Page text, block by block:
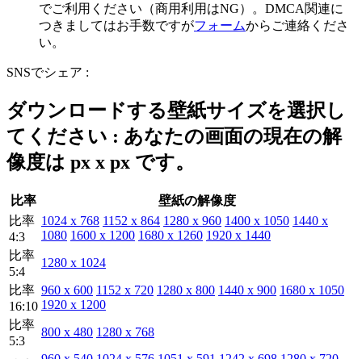
でご利用ください（商用利用はNG）。DMCA関連に
つきましてはお手数ですがフォームからご連絡くださ
い。
SNSでシェア :
ダウンロードする壁紙サイズを選択し
てください : あなたの画面の現在の解
像度は px x px です。
比率
壁紙の解像度
比率
4:3
1024 x 768 1152 x 864 1280 x 960 1400 x 1050 1440 x
1080 1600 x 1200 1680 x 1260 1920 x 1440
比率
5:4
1280 x 1024
比率
16:10
960 x 600 1152 x 720 1280 x 800 1440 x 900 1680 x 1050
1920 x 1200
比率
5:3
800 x 480 1280 x 768